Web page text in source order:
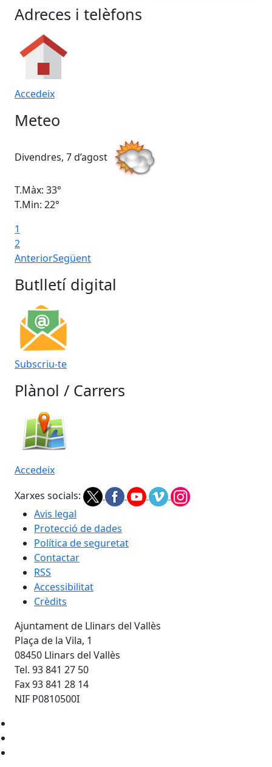
Adreces i telèfons
Accedeix
Meteo
Divendres, 7 d’agost
T.Màx: 33°
T.Min: 22°
1
2
AnteriorSegüent
Butlletí digital
Subscriu-te
Plànol / Carrers
Accedeix
Xarxes socials:
Avis legal
Protecció de dades
Política de seguretat
Contactar
RSS
Accessibilitat
Crèdits
Ajuntament de Llinars del Vallès
Plaça de la Vila, 1
08450 Llinars del Vallès
Tel. 93 841 27 50
Fax 93 841 28 14
NIF P0810500I